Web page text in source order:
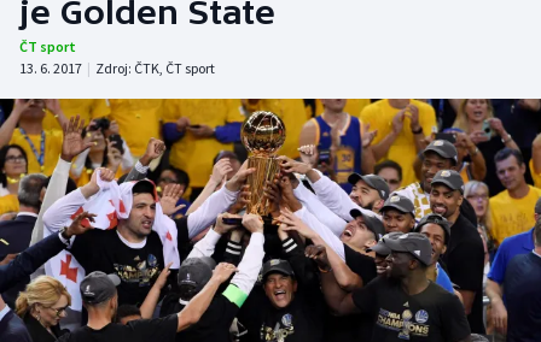
Tenis
Atletika
Cyklistika
DALŠÍ SPORTY
Americký fotbal
Baseball a softbal
NEPŘEHLÉDNĚTE
Soutěže
je Golden State
ČT sport
13. 6. 2017 | Zdroj: ČTK, ČT sport